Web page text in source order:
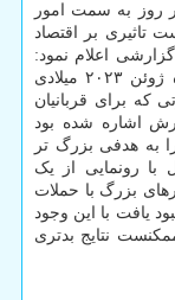
روز به سمت امور
تاثیری بر اقتصاد
اعلام نمود:
جرائم سایبری گزارش شده در استرالیا تا ماه ژوئن ۲۰۲۳ میلادی
که برای قربانیان
اشاره شده بود
به هدفی بزرگ تر
با رونمایی از یک
کارهای بزرگ با حملات
یافت با این وجود
نتایج بدتری